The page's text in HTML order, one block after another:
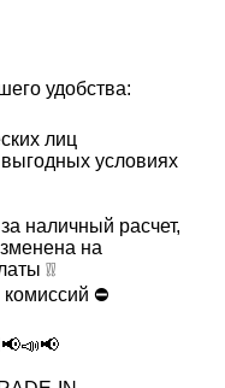
удобства:
лиц
условиях
за наличный расчет,
на
❕❕
⛔️